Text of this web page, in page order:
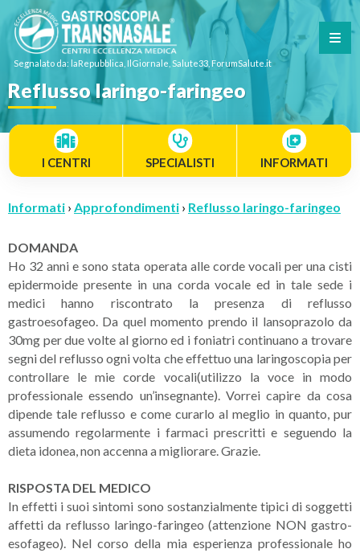
Segnalato da: laRepubblica, IlGiornale, Salute33, ForumSalute.it
Reflusso laringo-faringeo
I CENTRI SPECIALISTI INFORMATI
Informati › Approfondimenti › Reflusso laringo-faringeo
DOMANDA
Ho 32 anni e sono stata operata alle corde vocali per una cisti
epidermoide presente in una corda vocale ed in tale sede i
medici hanno riscontrato la presenza di reflusso
gastroesofageo. Da quel momento prendo il lansoprazolo da
30mg per due volte al giorno ed i foniatri continuano a trovare
segni del reflusso ogni volta che effettuo una laringoscopia per
controllare le mie corde vocali(utilizzo la voce in modo
professionale essendo un’insegnante). Vorrei capire da cosa
dipende tale reflusso e come curarlo al meglio in quanto, pur
assumendo regolarmente i farmaci prescritti e seguendo la
dieta idonea, non accenna a migliorare. Grazie.
RISPOSTA DEL MEDICO
In effetti i suoi sintomi sono sostanzialmente tipici di soggetti
affetti da reflusso laringo-faringeo (attenzione NON gastro-
esofageo). Nel corso della mia esperienza professionale ho